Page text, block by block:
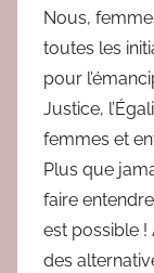
Nous,
toutes les
pour
Justice,
femmes et
Plus que
faire
est possible
des